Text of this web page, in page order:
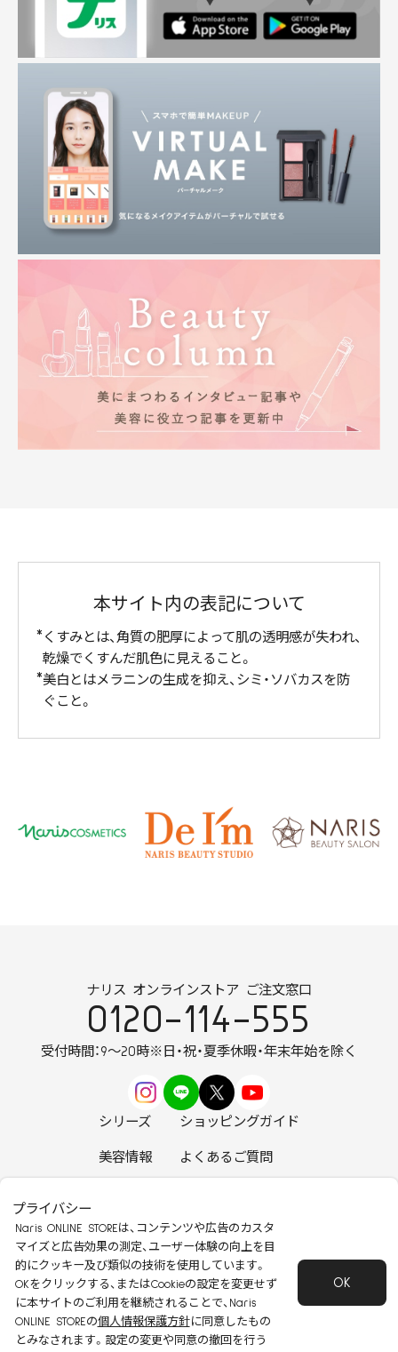
本サイト内の表記について
くすみとは、角質の肥厚によって肌の透明感が失われ、
乾燥でくすんだ肌色に見えること。
美白とはメラニンの生成を抑え、シミ・ソバカスを防
ぐこと。
ナリス オンラインストア ご注文窓口
0120-114-555
受付時間：9～20時※日・祝・夏季休暇・年末年始を除く
シリーズ ショッピングガイド
美容情報 よくあるご質問
安心して安全にご使用いただくために
特定商取引法に基づく表記
会社概要
個人情報保護方針
会員規約
プライバシー
Naris ONLINE STOREは、コンテンツや広告のカスタ
マイズと広告効果の測定、ユーザー体験の向上を目
的にクッキー及び類似の技術を使用しています。
OKをクリックする、またはCookieの設定を変更せず
に本サイトのご利用を継続されることで、Naris
ONLINE STOREの個人情報保護方針に同意したもの
とみなされます。設定の変更や同意の撤回を行う
OK